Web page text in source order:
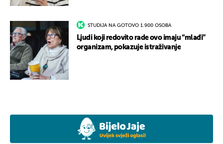
STUDIJA NA GOTOVO 1.900 OSOBA
Ljudi koji redovito rade ovo imaju “mlađi”
organizam, pokazuje istraživanje